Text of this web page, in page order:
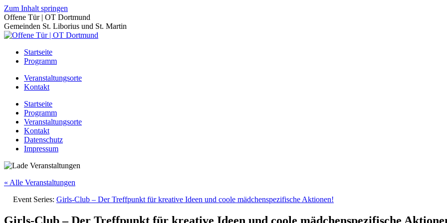
Zum Inhalt springen
Offene Tür | OT Dortmund
Gemeinden St. Liborius und St. Martin
Startseite
Programm
Veranstaltungsorte
Kontakt
Startseite
Programm
Veranstaltungsorte
Kontakt
Datenschutz
Impressum
« Alle Veranstaltungen
Event Series: Girls-Club – Der Treffpunkt für kreative Ideen und coole mädchenspezifische Aktionen!